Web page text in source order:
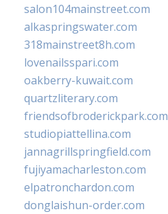
salon104mainstreet.com
alkaspringswater.com
318mainstreet8h.com
lovenailsspari.com
oakberry-kuwait.com
quartzliterary.com
friendsofbroderickpark.com
studiopiattellina.com
jannagrillspringfield.com
fujiyamacharleston.com
elpatronchardon.com
donglaishun-order.com